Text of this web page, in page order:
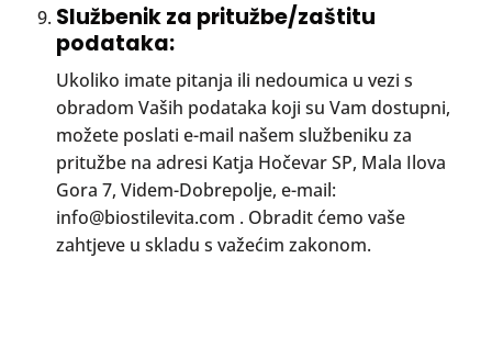
Službenik za pritužbe/zaštitu
podataka:
Ukoliko imate pitanja ili nedoumica u vezi s
obradom Vaših podataka koji su Vam dostupni,
možete poslati e-mail našem službeniku za
pritužbe na adresi Katja Hočevar SP, Mala Ilova
Gora 7, Videm-Dobrepolje, e-mail:
info@biostilevita.com . Obradit ćemo vaše
zahtjeve u skladu s važećim zakonom.